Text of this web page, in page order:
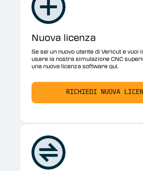
Nuova licenza
Se sei un nuovo utente di Vericut e vuoi
usare la nostra simulazione CNC
una nuova licenza software qui.
RICHIEDI NUOVA